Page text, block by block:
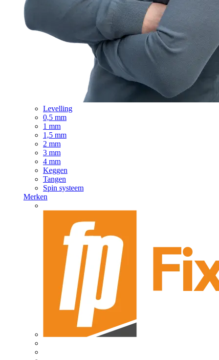
Levelling
0,5 mm
1 mm
1,5 mm
2 mm
3 mm
4 mm
Keggen
Tangen
Spin systeem
Merken